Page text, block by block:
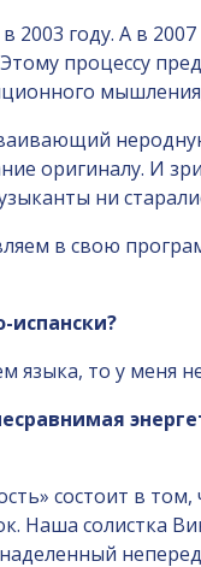
2003 году. А в
процессу
оригиналу. И
ни
в свою
испански?
языка, то у меня
состоит в
Наша солистка